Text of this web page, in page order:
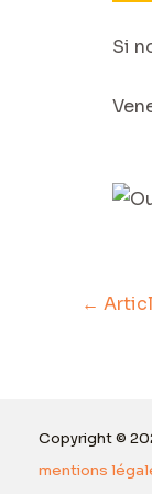
Si
←
Copyright ©
mentions